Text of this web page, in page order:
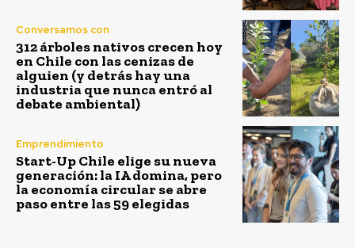
Conversamos con
312 árboles nativos crecen hoy
en Chile con las cenizas de
alguien (y detrás hay una
industria que nunca entró al
debate ambiental)
Emprendimiento
Start-Up Chile elige su nueva
generación: la IA domina, pero
la economía circular se abre
paso entre las 59 elegidas